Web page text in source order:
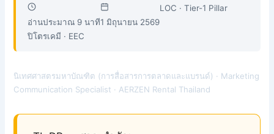
อ่านประมาณ 9 นาที1 มิถุนายน 2569
LOC · Tier-1 Pillar
ปิโตรเคมี · EEC
นิเทศศาสตรมหาบัณฑิต (การสื่อสารการตลาดและแบรนด์) · Marketing
Communication Specialist · AERZEN Rental Thailand